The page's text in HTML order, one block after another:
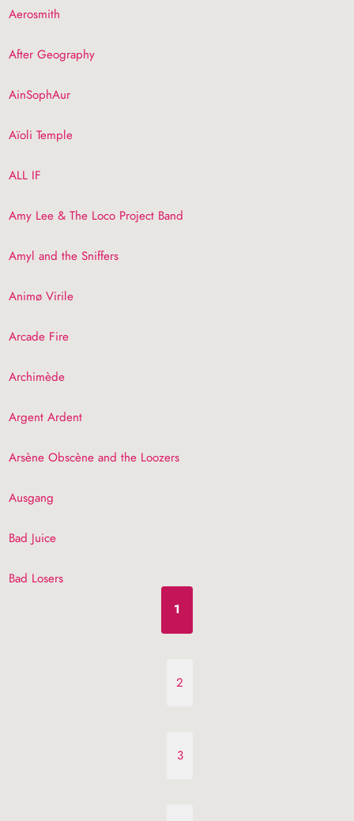
Aerosmith
After Geography
AinSophAur
Aïoli Temple
ALL IF
Amy Lee & The Loco Project Band
Amyl and the Sniffers
Animø Virile
Arcade Fire
Archimède
Argent Ardent
Arsène Obscène and the Loozers
Ausgang
Bad Juice
Bad Losers
1
2
3